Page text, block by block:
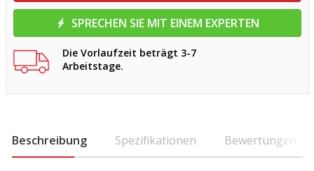
SPRECHEN SIE MIT EINEM EXPERTEN
Die Vorlaufzeit beträgt 3-7
Arbeitstage.
Beschreibung Spezifikationen Bewertungen